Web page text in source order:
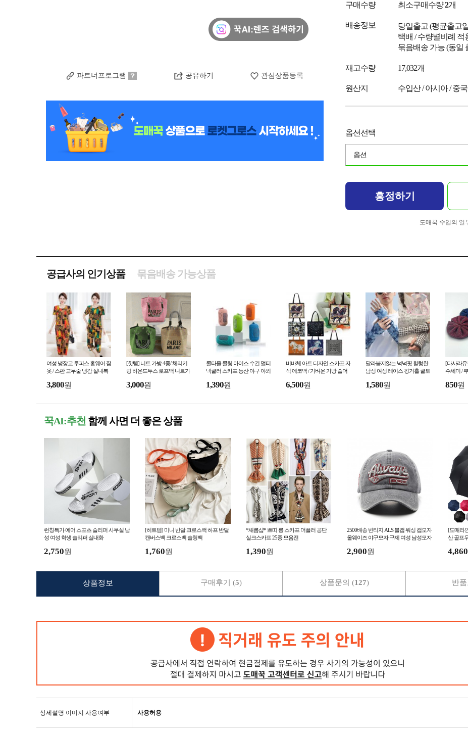
파트너프로그램 공유하기 관심상품등록
구매수량 최소구매수량2개
배송정보 당일출고 (평균출고
택배 / 수량별비례 적
묶음배송 가능 (동일
재고수량 17,032개
원산지 수입산 / 아시아 / 중국
옵션선택
옵션
흥정하기
도매꾹 수입의 일
공급사의 인기상품 묶음배송 가능상품
여성 냉장고 투피스 홈웨어 잠
옷 / 스판 고무줄 냉감 실내복
3,800원
[핫템] 니트 가방 4종/ 체리키
링 하운드투스 로프백 니트가
브 울 버킷 링체인
3,000원
쿨타올 쿨링 아이스 수건 멀티
넥쿨러 스카프 등산 야구 야외
건
1,390원
비바체 아트 디자인 스카프 자
석 에코백 / 가벼운 가방 숄더
6,500원
달라붙지않는 넉넉핏 헐렁한
남성 여성 레이스 핑거홀 쿨토
거 암워머 손등 자
1,580원
[다사라유
수세미 /
용도
850원
꾹AI:추천 함께 사면 더 좋은 상품
런칭특가 에어 스포츠 슬리퍼 사무실 남
성 여성 학생 슬리퍼 실내화
2,750원
[히트템] 미니 반달 크로스백 하프 반달
캔버스백 크로스백 슬링백
1,760원
*새롬샵* 쁘띠 롱 스카프 머플러 공단
실크스카프 25종 모음전
1,390원
2500배송 빈티지 ALS 볼캡 워싱 캡모자
올웨이즈 야구모자 구제 여성 남성모자
2,900원
[도매라
산 골프
4,860
상세설명 이미지 사용여부 사용허용
상품정보 구매후기 (5) 상품문의 (127) 반